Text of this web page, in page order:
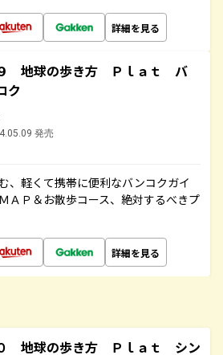
詳細を見る
地球の歩き方 Ｐｌａｔ バ
ク
発売
、軽くて携帯に便利なバンコクガイ
ＡＰ＆お散歩コース、絶対するべきプ
詳細を見る
地球の歩き方 Ｐｌａｔ シン